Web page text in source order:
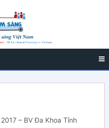
– BV Đa Khoa Tỉnh